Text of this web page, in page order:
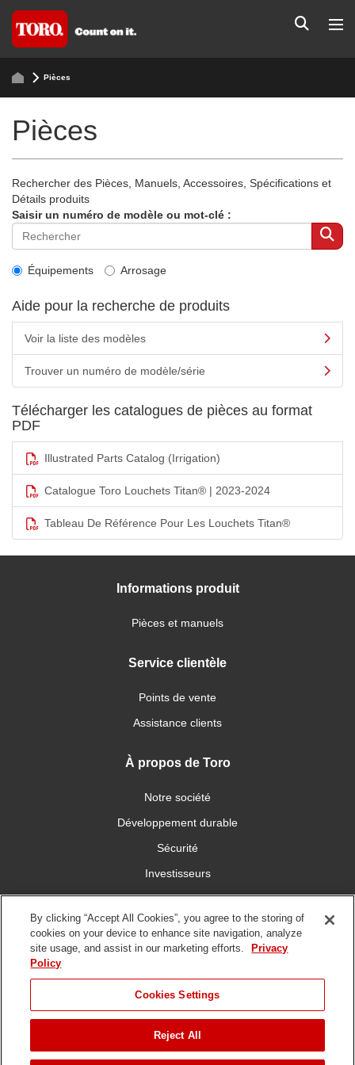
Pièces
Pièces
Rechercher des Pièces, Manuels, Accessoires, Spécifications et
Détails produits
Saisir un numéro de modèle ou mot-clé :
Équipements Arrosage
Aide pour la recherche de produits
Voir la liste des modèles
Trouver un numéro de modèle/série
Télécharger les catalogues de pièces au format
PDF
Illustrated Parts Catalog (Irrigation)
Catalogue Toro Louchets Titan® | 2023-2024
Tableau De Référence Pour Les Louchets Titan®
Informations produit
Pièces et manuels
Service clientèle
Points de vente
Assistance clients
À propos de Toro
Notre société
Développement durable
Sécurité
Investisseurs
Carrières
Connectez-vous avec nous
d'utilisation
Politique de
confidentialité
copyrights
By clicking “Accept All Cookies”, you agree to the storing of
cookies on your device to enhance site navigation, analyze
site usage, and assist in our marketing efforts.
Privacy
Policy
Cookies Settings
Reject All